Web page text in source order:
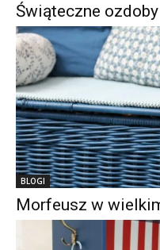
Świąteczne
BLOGI
Morfeusz w